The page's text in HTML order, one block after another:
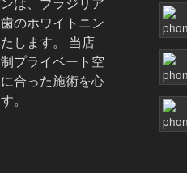
のホワイトニン
します。 当店
プライベート空
合った施術を心
。